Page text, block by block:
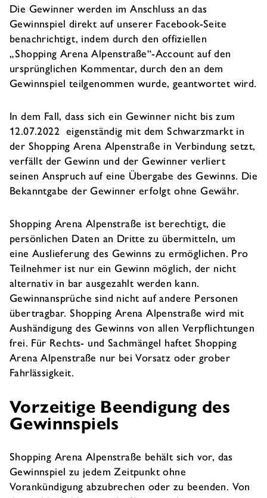
Die Gewinner werden im Anschluss an das
Gewinnspiel direkt auf unserer Facebook-Seite
benachrichtigt, indem durch den offiziellen
„Shopping Arena Alpenstraße“-Account auf den
ursprünglichen Kommentar, durch den an dem
Gewinnspiel teilgenommen wurde, geantwortet wird.
In dem Fall, dass sich ein Gewinner nicht bis zum
12.07.2022 eigenständig mit dem Schwarzmarkt in
der Shopping Arena Alpenstraße in Verbindung setzt,
verfällt der Gewinn und der Gewinner verliert
seinen Anspruch auf eine Übergabe des Gewinns. Die
Bekanntgabe der Gewinner erfolgt ohne Gewähr.
Shopping Arena Alpenstraße ist berechtigt, die
persönlichen Daten an Dritte zu übermitteln, um
eine Auslieferung des Gewinns zu ermöglichen. Pro
Teilnehmer ist nur ein Gewinn möglich, der nicht
alternativ in bar ausgezahlt werden kann.
Gewinnansprüche sind nicht auf andere Personen
übertragbar. Shopping Arena Alpenstraße wird mit
Aushändigung des Gewinns von allen Verpflichtungen
frei. Für Rechts- und Sachmängel haftet Shopping
Arena Alpenstraße nur bei Vorsatz oder grober
Fahrlässigkeit.
Vorzeitige Beendigung des
Gewinnspiels
Shopping Arena Alpenstraße behält sich vor, das
Gewinnspiel zu jedem Zeitpunkt ohne
Vorankündigung abzubrechen oder zu beenden. Von